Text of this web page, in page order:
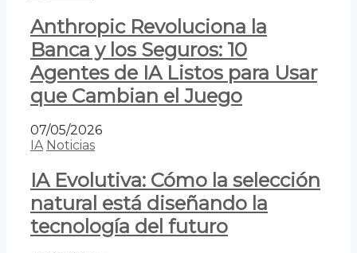
Anthropic Revoluciona la
Banca y los Seguros: 10
Agentes de IA Listos para Usar
que Cambian el Juego
07/05/2026
IA Noticias
IA Evolutiva: Cómo la selección
natural está diseñando la
tecnología del futuro